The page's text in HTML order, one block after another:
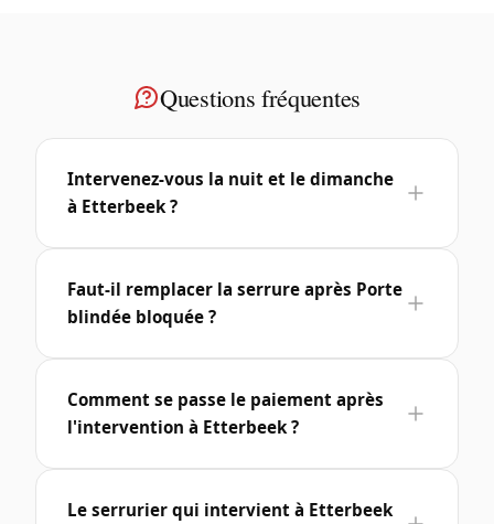
Questions fréquentes
Intervenez-vous la nuit et le dimanche
à Etterbeek ?
Faut-il remplacer la serrure après Porte
blindée bloquée ?
Comment se passe le paiement après
l'intervention à Etterbeek ?
Le serrurier qui intervient à Etterbeek